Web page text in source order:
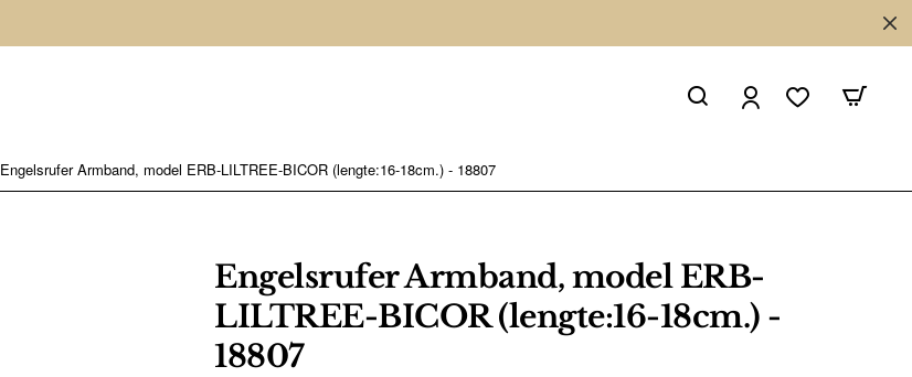
Engelsrufer Armband, model ERB-LILTREE-BICOR (lengte:16-18cm.) - 18807
Engelsrufer Armband, model ERB-
LILTREE-BICOR (lengte:16-18cm.) -
18807